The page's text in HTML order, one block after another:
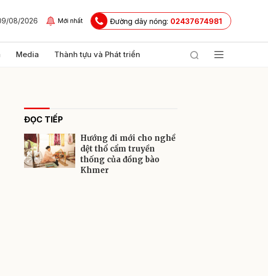
08/2026 Mới nhất Đường dây nóng: 02437674981
Media Thành tựu và Phát triển
ĐỌC TIẾP
Hướng đi mới cho nghề
dệt thổ cẩm truyền
thống của đồng bào
Khmer
Gửi